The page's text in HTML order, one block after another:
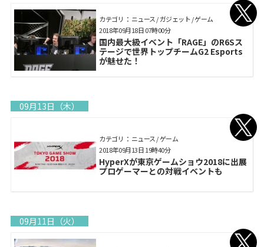
カテゴリ： ニュース / ガジェット / ゲーム
国内最大級イベント「RAGE」のR6Sス
テージで世界トップチームG2 Esports
が魅せた！
2018年09月18日 07時00分
09月13日（木）
カテゴリ： ニュース / ゲーム
HyperXが東京ゲームショウ2018に出展
プロゲーマーとの対戦イベントも
2018年09月13日 19時40分
09月11日（火）